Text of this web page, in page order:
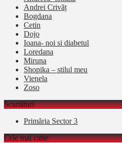
Andrei Crivăț
Bogdana
Cetin
Dojo
Ioana- noi si diabetul
Loredana
Miruna
Shopika – stilul meu
Vienela
Zoso
Scurtături
Primăria Sector 3
Cele mai citite